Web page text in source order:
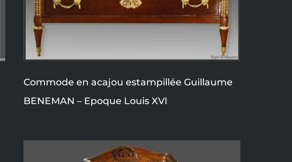
Commode en acajou estampillée Guillaume
BENEMAN – Epoque Louis XVI